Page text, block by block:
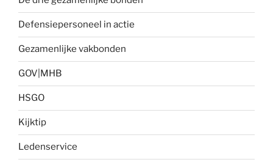
Defensiepersoneel in actie
Gezamenlijke vakbonden
GOV|MHB
HSGO
Kijktip
Ledenservice